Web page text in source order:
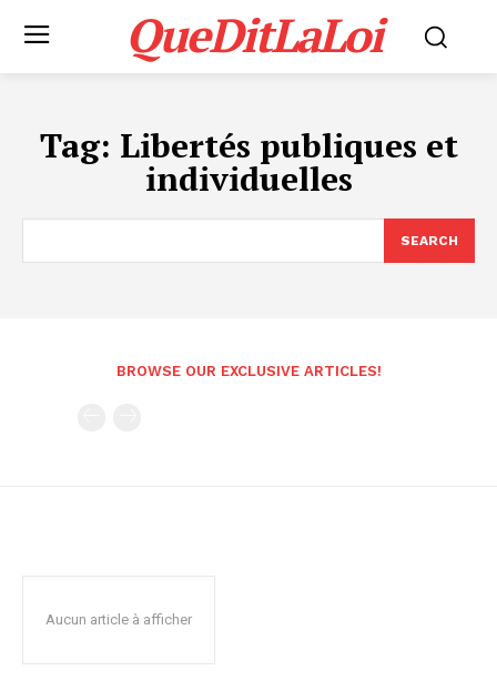
QueDitLaLoi
Tag: Libertés publiques et
individuelles
SEARCH
BROWSE OUR EXCLUSIVE ARTICLES!
Aucun article à afficher